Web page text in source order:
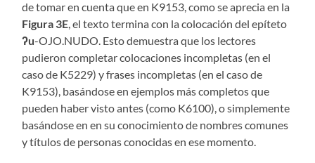
de tomar en cuenta que en K9153, como se aprecia en la
Figura 3E, el texto termina con la colocación del epíteto
ʔu-OJO.NUDO. Esto demuestra que los lectores
pudieron completar colocaciones incompletas (en el
caso de K5229) y frases incompletas (en el caso de
K9153), basándose en ejemplos más completos que
pueden haber visto antes (como K6100), o simplemente
basándose en en su conocimiento de nombres comunes
y títulos de personas conocidas en ese momento.